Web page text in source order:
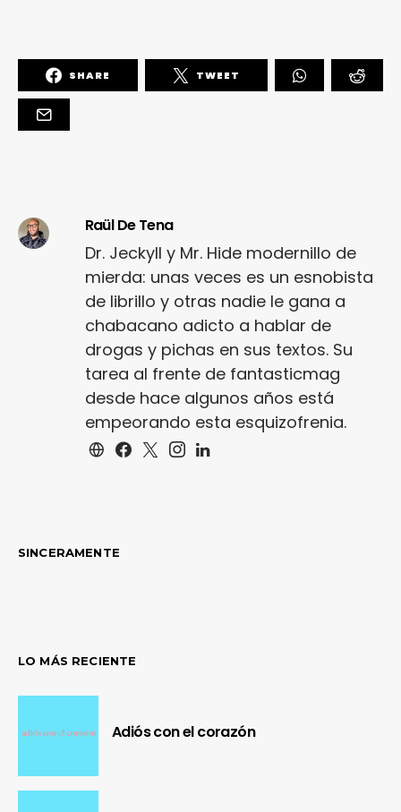
SHARE TWEET
Raül De Tena
Dr. Jeckyll y Mr. Hide modernillo de
mierda: unas veces es un esnobista
de librillo y otras nadie le gana a
chabacano adicto a hablar de
drogas y pichas en sus textos. Su
tarea al frente de fantasticmag
desde hace algunos años está
empeorando esta esquizofrenia.
SINCERAMENTE
LO MÁS RECIENTE
Adiós con el corazón